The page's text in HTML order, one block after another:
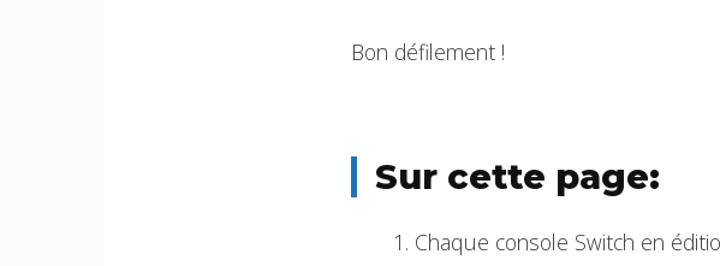
Bon défilement !
Sur cette page:
Chaque console Switch en